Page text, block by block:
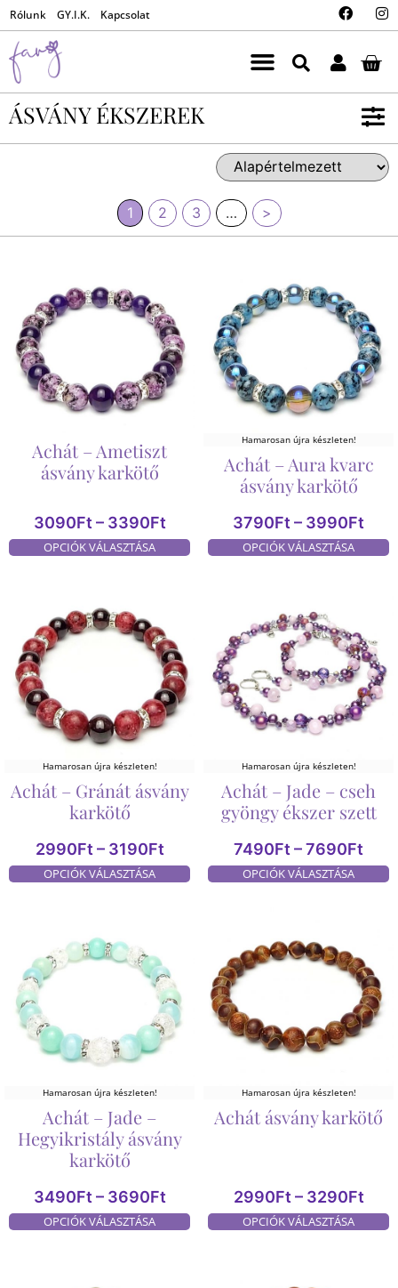
Rólunk GY.I.K. Kapcsolat
ÁSVÁNY ÉKSZEREK
1 2 3 … >
Achát – Ametiszt
ásvány karkötő
3090Ft – 3390Ft
OPCIÓK VÁLASZTÁSA
Hamarosan újra készleten!
Achát – Aura kvarc
ásvány karkötő
3790Ft – 3990Ft
OPCIÓK VÁLASZTÁSA
Hamarosan újra készleten!
Achát – Gránát ásvány
karkötő
2990Ft – 3190Ft
OPCIÓK VÁLASZTÁSA
Hamarosan újra készleten!
Achát – Jade – cseh
gyöngy ékszer szett
7490Ft –7690Ft
OPCIÓK VÁLASZTÁSA
Hamarosan újra készleten!
Achát – Jade –
Hegyikristály ásvány
karkötő
3490Ft – 3690Ft
OPCIÓK VÁLASZTÁSA
Hamarosan újra készleten!
Achát ásvány karkötő
2990Ft – 3290Ft
OPCIÓK VÁLASZTÁSA